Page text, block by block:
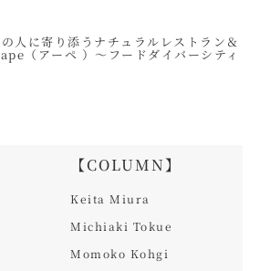
人に寄り添うナチュラルレストラン＆
（アーペ ）～フードダイバーシティ
【COLUMN】
Keita Miura
Michiaki Tokue
Momoko Kohgi